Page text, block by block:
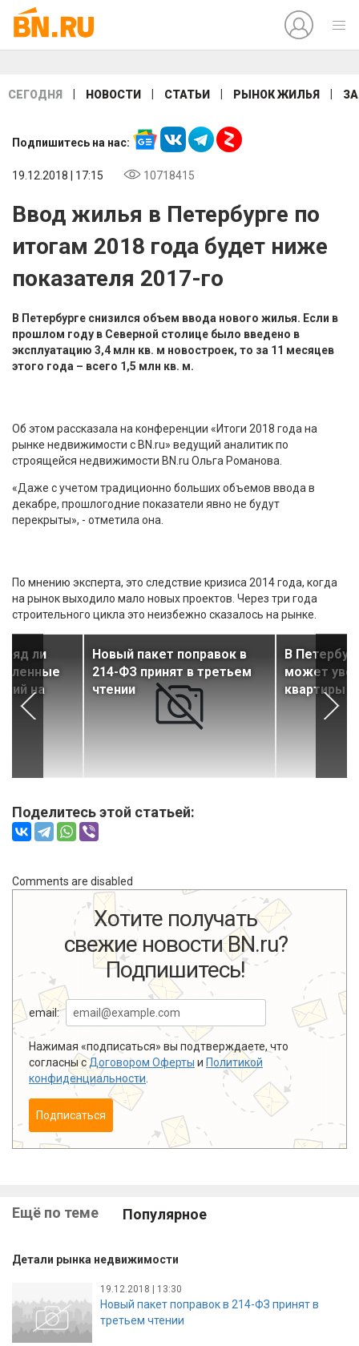
СЕГОДНЯ НОВОСТИ СТАТЬИ РЫНОК ЖИЛЬЯ
Подпишитесь на нас:
19.12.2018 | 17:15 10718415
Ввод жилья в Петербурге по
итогам 2018 года будет ниже
показателя 2017-го
В Петербурге снизился объем ввода нового жилья. Если в
прошлом году в Северной столице было введено в
эксплуатацию 3,4 млн кв. м новостроек, то за 11 месяцев
этого года – всего 1,5 млн кв. м.
Об этом рассказала на конференции «Итоги 2018 года на
рынке недвижимости с BN.ru» ведущий аналитик по
строящейся недвижимости BN.ru Ольга Романова.
«Даже с учетом традиционно больших объемов ввода в
декабре, прошлогодние показатели явно не будут
перекрыты», - отметила она.
По мнению эксперта, это следствие кризиса 2014 года, когда
на рынок выходило мало новых проектов. Через три года
строительного цикла это неизбежно сказалось на рынке.
ли
на
Новый пакет поправок в
214-ФЗ принят в третьем
чтении
В
может
квартиры
Поделитесь этой статьей:
Comments are disabled
Хотите получать
свежие новости BN.ru?
Подпишитесь!
email:
Нажимая «подписаться» вы подтверждаете, что
согласны сДоговором Оферты и Политикой
конфиденциальности
Подписаться
Ещё по теме Популярное
Детали рынка недвижимости
19.12.2018 | 13:30
Новый пакет поправок в 214-ФЗ принят в
третьем чтении